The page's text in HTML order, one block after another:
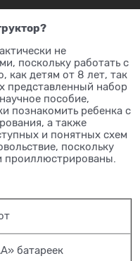
не
поскольку работать с
как детям от 8 лет, так
представленный набор
пособие,
познакомить ребенка с
а также
и понятных схем
поскольку
проиллюстрированы.
батареек